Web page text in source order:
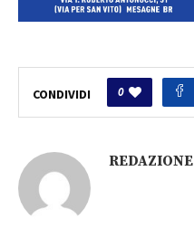
CONDIVIDI 0
REDAZIONE